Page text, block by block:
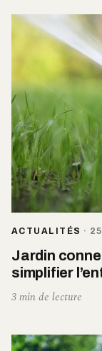
ACTUALITÉS ·
Jardin
simplifier
3 min de lecture